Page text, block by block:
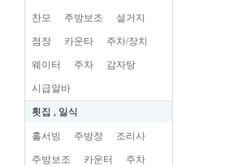
찬모 주방보조 설거지
점장 카운타 주차/장치
웨이터 주차 감자탕
시급알바
횟집 , 일식
홀서빙 주방장 조리사
주방보조 카운터 주차